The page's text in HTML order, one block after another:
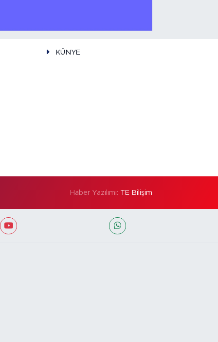
KÜNYE
Haber Yazılımı: TE Bilişim